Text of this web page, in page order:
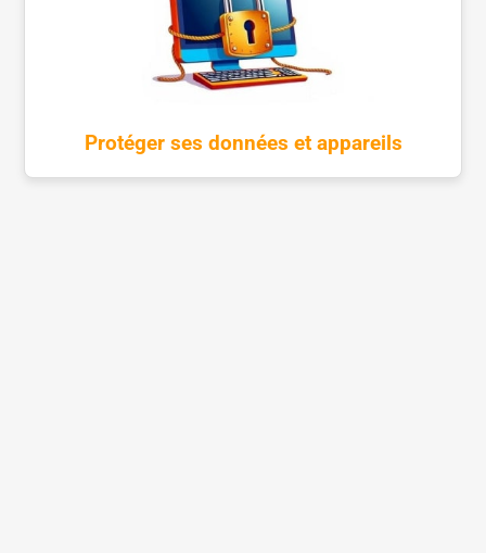
Protéger ses données et appareils